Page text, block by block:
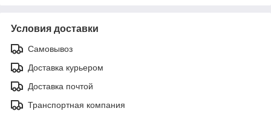
Условия доставки
Самовывоз
Доставка курьером
Доставка почтой
Транспортная компания